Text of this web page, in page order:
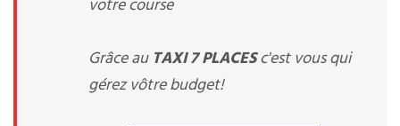
votre course
Grâce au TAXI 7 PLACESc'est vous qui
gérez vôtre budget!